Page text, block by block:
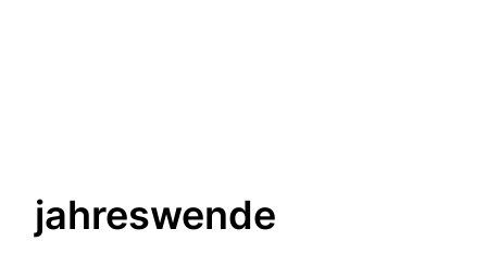
jahreswende